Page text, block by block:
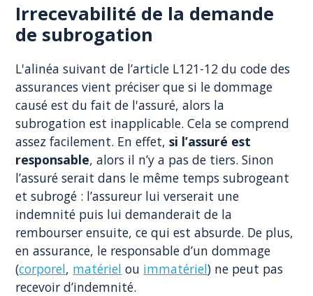
Irrecevabilité de la demande
de subrogation
L'alinéa suivant de l’article L121-12 du code des
assurances vient préciser que si le dommage
causé est du fait de l'assuré, alors la
subrogation est inapplicable. Cela se comprend
assez facilement. En effet,si l’assuré est
responsable, alors il n’y a pas de tiers. Sinon
l’assuré serait dans le même temps subrogeant
et subrogé : l’assureur lui verserait une
indemnité puis lui demanderait de la
rembourser ensuite, ce qui est absurde. De plus,
en assurance, le responsable d’un dommage
(corporel, matériel ou immatériel) ne peut pas
recevoir d’indemnité.